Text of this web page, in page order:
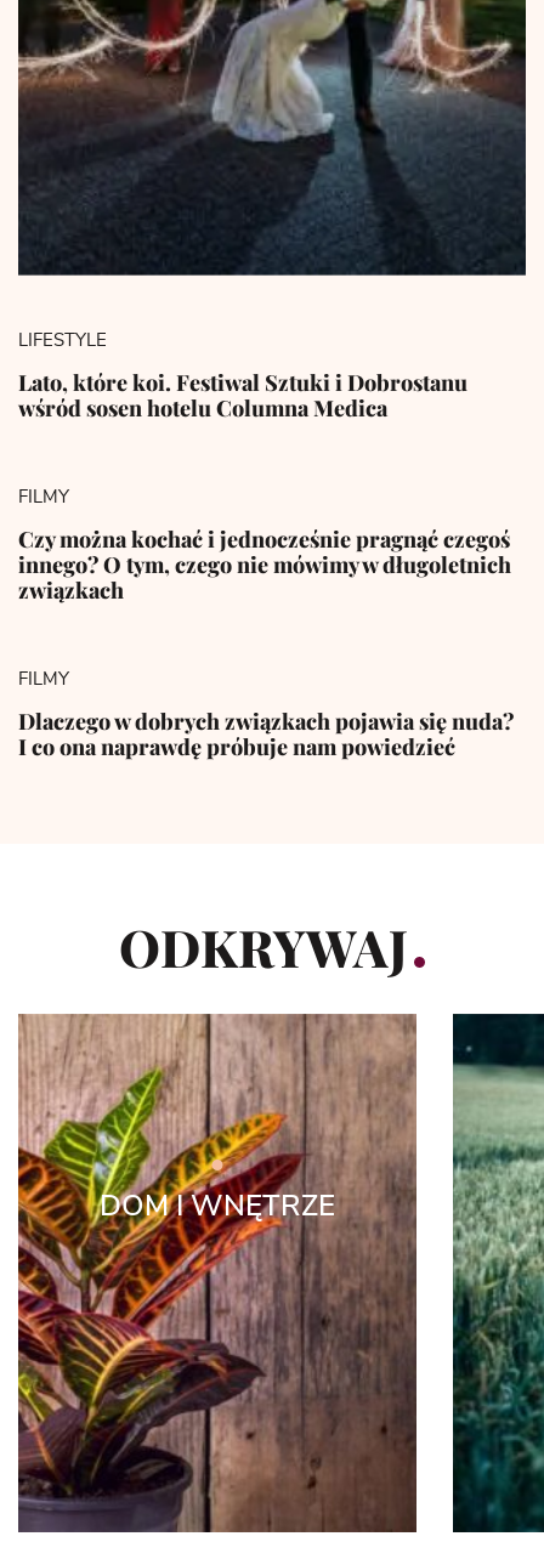
LIFESTYLE
Lato, które koi. Festiwal Sztuki i Dobrostanu
wśród sosen hotelu Columna Medica
FILMY
Czy można kochać i jednocześnie pragnąć czegoś
innego? O tym, czego nie mówimy w długoletnich
związkach
FILMY
Dlaczego w dobrych związkach pojawia się nuda?
I co ona naprawdę próbuje nam powiedzieć
ODKRYWAJ
DOM I WNĘTRZE